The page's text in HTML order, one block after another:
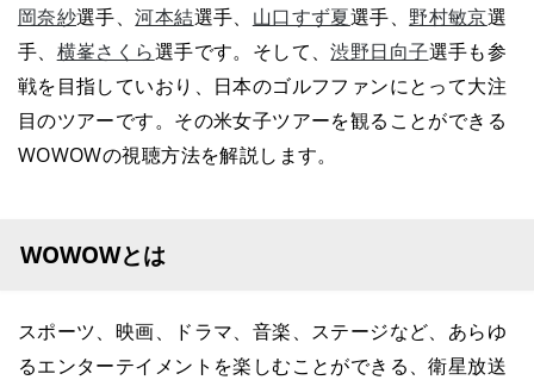
岡奈紗選手、河本結選手、 山口すず夏選手、 野村敏京選
手、 横峯さくら選手です。そして、渋野日向子選手も参
戦を目指していおり、日本のゴルフファンにとって大注
目のツアーです。その米女子ツアーを観ることができる
WOWOWの視聴方法を解説します。
WOWOWとは
スポーツ、映画、ドラマ、音楽、ステージなど、あらゆ
るエンターテイメントを楽しむことができる、衛星放送